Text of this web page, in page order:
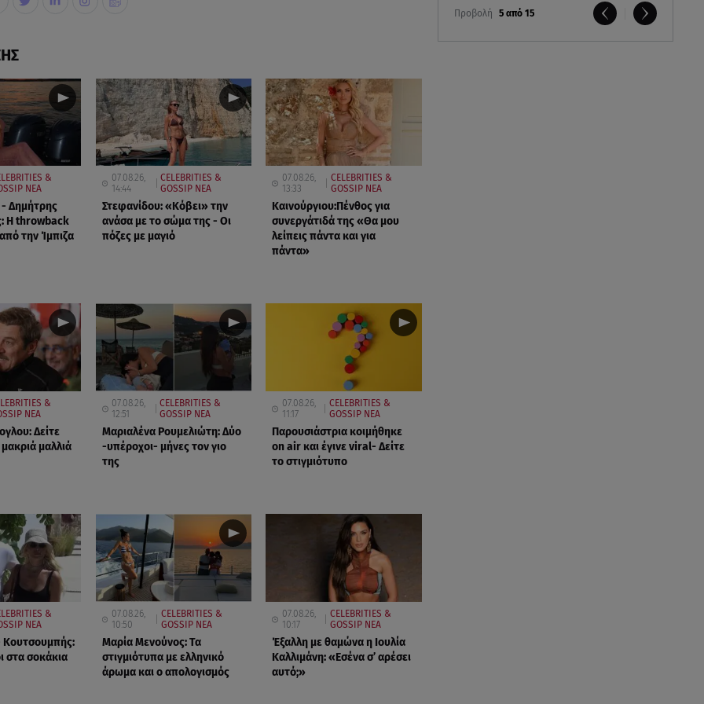
Προβολή 5 από 15
&
ΝΕΑ
Δημήτρης
Η throwback
την Ίμπιζα
07.08.26,
14:44
CELEBRITIES &
GOSSIP ΝΕΑ
Στεφανίδου: «Κόβει» την
ανάσα με το σώμα της - Οι
πόζες με μαγιό
07.08.26,
13:33
CELEBRITIES &
GOSSIP ΝΕΑ
Καινούργιου:Πένθος για
συνεργάτιδά της «Θα μου
λείπεις πάντα και για
πάντα»
&
ΝΕΑ
Δείτε
μαλλιά
07.08.26,
12:51
CELEBRITIES &
GOSSIP ΝΕΑ
Μαριαλένα Ρουμελιώτη: Δύο
-υπέροχοι- μήνες τον γιο
της
07.08.26,
11:17
CELEBRITIES &
GOSSIP ΝΕΑ
Παρουσιάστρια κοιμήθηκε
on air και έγινε viral- Δείτε
το στιγμιότυπο
&
ΝΕΑ
Κουτσουμπής:
στα σοκάκια
07.08.26,
10:50
CELEBRITIES &
GOSSIP ΝΕΑ
Μαρία Μενούνος: Τα
στιγμιότυπα με ελληνικό
άρωμα και ο απολογισμός
07.08.26,
10:17
CELEBRITIES &
GOSSIP ΝΕΑ
Έξαλλη με θαμώνα η Ιουλία
Καλλιμάνη: «Εσένα σ’ αρέσει
αυτό;»